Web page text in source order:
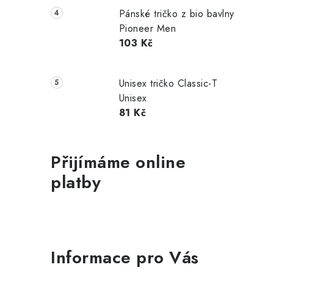
Pánské tričko z bio bavlny
Pioneer Men
103 Kč
Unisex tričko Classic-T
Unisex
81 Kč
Přijímáme online
platby
Informace pro Vás